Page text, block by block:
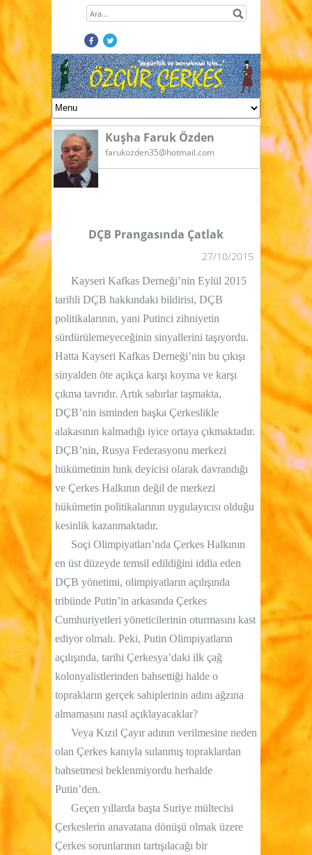
Kuşha Faruk Özden
farukozden35@hotmail.com
DÇB Prangasında Çatlak
27/10/2015
Kayseri Kafkas Derneği’nin Eylül 2015
tarihli DÇB hakkındaki bildirisi, DÇB
politikalarının, yani Putinci zihniyetin
sürdürülemeyeceğinin sinyallerini taşıyordu.
Hatta Kayseri Kafkas Derneği’nin bu çıkışı
sinyalden öte açıkça karşı koyma ve karşı
çıkma tavrıdır. Artık sabırlar taşmakta,
DÇB’nin isminden başka Çerkeslikle
alakasının kalmadığı iyice ortaya çıkmaktadır.
DÇB’nin, Rusya Federasyonu merkezi
hükümetinin hınk deyicisi olarak davrandığı
ve Çerkes Halkının değil de merkezi
hükümetin politikalarının uygulayıcısı olduğu
kesinlik kazanmaktadır.
Soçi Olimpiyatları’nda Çerkes Halkının
en üst düzeyde temsil edildiğini iddia eden
DÇB yönetimi, olimpiyatların açılışında
tribünde Putin’in arkasında Çerkes
Cumhuriyetleri yöneticilerinin oturmasını kast
ediyor olmalı. Peki, Putin Olimpiyatların
açılışında, tarihi Çerkesya’daki ilk çağ
kolonyalistlerinden bahsettiği halde o
toprakların gerçek sahiplerinin adını ağzına
almamasını nasıl açıklayacaklar?
Veya Kızıl Çayır adının verilmesine neden
olan Çerkes kanıyla sulanmış topraklardan
bahsetmesi beklenmiyordu herhalde
Putin’den.
Geçen yıllarda başta Suriye mültecisi
Çerkeslerin anavatana dönüşü olmak üzere
Çerkes sorunlarının tartışılacağı bir